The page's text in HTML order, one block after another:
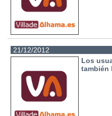
21/12/2012
Los
también